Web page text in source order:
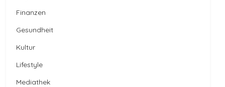
Finanzen
Gesundheit
Kultur
Lifestyle
Mediathek